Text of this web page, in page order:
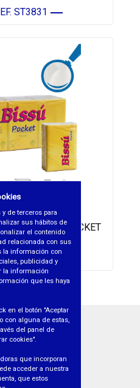
ST3831
BISSU POCKET
x 8 PAÑUELOS
REF. 2791
DATOS
y de terceros para
sus hábitos de
el contenido
relacionada con sus
la información con
publicidad y
la información
que les haya
en el botón "Aceptar
con alguna de estas,
del panel de
cookies".
que incorporan
acceder a nuestra
que estos